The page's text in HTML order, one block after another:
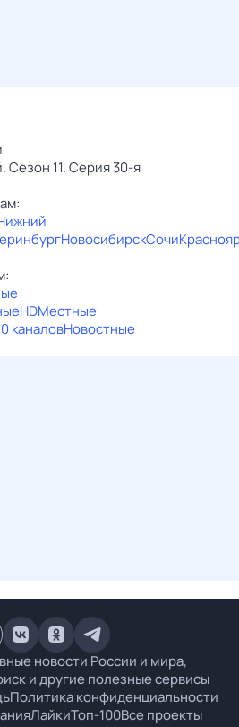
11. Серия 30-я
НовосибирскСочи
HDМестные
каналовНовостные
новости России и мира,
и другие полезные сервисы
Политика конфиденциальности
ЛайкиТоп-100Все проекты